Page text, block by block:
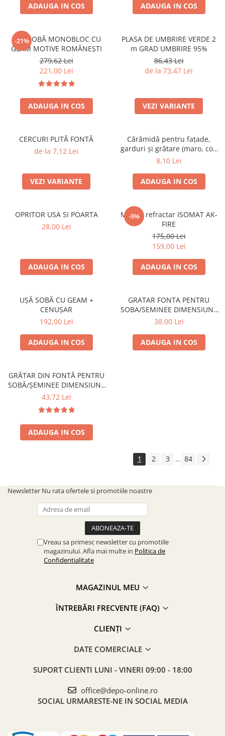
PRODUSE PENTRU GRĂDINARIT
Unelte electrice
Unelte pentru grădinărit
SOBE ȘI ȘEMINEE
STICLĂ TERMOREZISTENTĂ
TRUSE SI ACCESORII PROFESIONALE
DE CURATARE HORN
ȘEMINEE ȘI ÎNCĂLZITOARE DE
ADAUGA IN COS ADAUGA IN COS
-21%
UȘĂ SOBĂ MONOBLOC CU
GEAM MOTIVE ROMÂNEȘTI
279,62 Lei
221,00 Lei
ADAUGA IN COS
PLASA DE UMBRIRE VERDE 2
m GRAD UMBRIRE 95%
86,43 Lei
de la 73,47 Lei
VEZI VARIANTE
CERCURI PLITĂ FONTĂ
de la 7,12 Lei
VEZI VARIANTE
Cărămidă pentru fațade,
garduri și grătare (maro, colț
rotunjit) – 250 × 120 × 65 mm
8,10 Lei
ADAUGA IN COS
OPRITOR USA SI POARTA
28,00 Lei
ADAUGA IN COS
-9%
Mortar refractar ISOMAT AK-
FIRE
175,00 Lei
159,00 Lei
ADAUGA IN COS
UȘĂ SOBĂ CU GEAM +
CENUȘAR
192,00 Lei
ADAUGA IN COS
GRATAR FONTA PENTRU
SOBA/SEMINEE DIMENSIUNE
250x170 mm
38,00 Lei
ADAUGA IN COS
GRĂTAR DIN FONTĂ PENTRU
SOBĂ/ȘEMINEE DIMENSIUNE
300 mm x 200 mm
43,72 Lei
ADAUGA IN COS
1 2 3 ... 84
Newsletter Nu rata ofertele si promotiile noastre
Vreau sa primesc newsletter cu promotiile
magazinului. Afla mai multe in Politica de
Confidentialitate
MAGAZINUL MEU
ÎNTREBĂRI FRECVENTE (FAQ)
CLIENȚI
DATE COMERCIALE
SUPORT CLIENTI LUNI - VINERI 09:00 - 18:00
office@depo-online.ro
SOCIAL URMARESTE-NE IN SOCIAL MEDIA